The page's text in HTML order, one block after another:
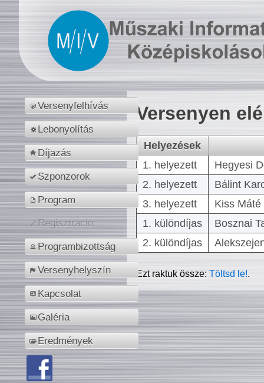
Versenyfelhívás
Lebonyolítás
Díjazás
Szponzorok
Program
Regisztráció
Programbizottság
Versenyhelyszín
Kapcsolat
Galéria
Eredmények
Versenyen
Helyezések
1. helyezett
Hegyesi
2. helyezett
Bálint
3. helyezett
Kiss
1. különdíjas
Bosznai
2. különdíjas
Ezt raktuk össze:Töltsd le!.